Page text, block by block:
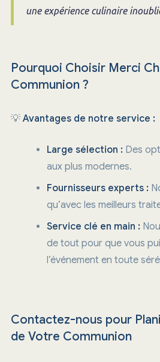
une expérience culinaire
Pourquoi Choisir Merci
Communion ?
💡 Avantages de notre service :
Large sélection :Des
aux plus modernes.
Fournisseurs experts :
qu’avec les meilleurs
Service clé en main :
de tout pour que vous
l’événement en toute
Contactez-nous pour
de Votre Communion